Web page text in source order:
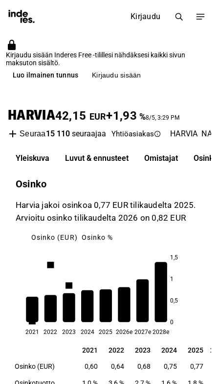
Kirjaudu
Kirjaudu sisään Inderes Free -tilillesi nähdäksesi kaikki sivun
maksuton sisältö.
Luo ilmainen tunnus
Kirjaudu sisään
HARVIA42,15 EUR+1,93 %8/5, 3:29 PM
Seuraa15 110seuraajaa Yhtiöasiakas HARVIA
Yleiskuva Luvut & ennusteet Omistajat Osinko
Osinko
Harvia jakoi osinkoa 0,77 EUR tilikaudelta 2025.
Arvioitu osinko tilikaudelta 2026 on 0,82 EUR
Osinko (EUR) Osinko %
1,5
1
0,5
0
1,0
3,6
2021 2022 2023 2024 2025 2026e 2027e 2028e
2021 2022 2023 2024 2025
2021 2022 2023 2024 2025
Osinko (EUR) 0,60 0,64 0,68 0,75 0,77